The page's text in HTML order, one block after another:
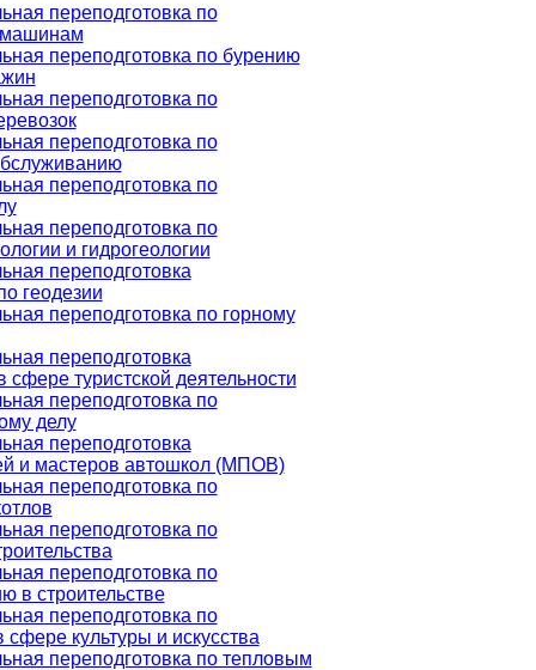
переподготовка по
машинам
переподготовка по бурению
переподготовка по
переподготовка по
переподготовка по
переподготовка по
и гидрогеологии
переподготовка
геодезии
переподготовка по горному
переподготовка
сфере туристской деятельности
переподготовка по
делу
переподготовка
и мастеров автошкол (МПОВ)
переподготовка по
переподготовка по
переподготовка по
в строительстве
переподготовка по
культуры и искусства
переподготовка по тепловым